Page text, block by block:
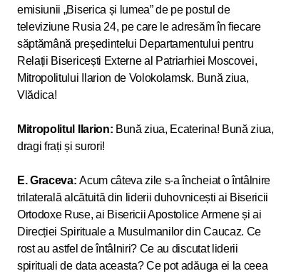
emisiunii „Biserica și lumea” de pe postul de
televiziune Rusia 24, pe care le adresăm în fiecare
săptămână președintelui Departamentului pentru
Relații Bisericești Externe al Patriarhiei Moscovei,
Mitropolitului Ilarion de Volokolamsk. Bună ziua,
Vlădica!
Mitropolitul Ilarion: Bună ziua, Ecaterina! Bună ziua,
dragi frați și surori!
E. Graceva:Acum câteva zile s-a încheiat o întâlnire
trilaterală alcătuită din liderii duhovnicești ai Bisericii
Ortodoxe Ruse, ai Bisericii Apostolice Armene și ai
Direcției Spirituale a Musulmanilor din Caucaz. Ce
rost au astfel de întâlniri? Ce au discutat liderii
spirituali de data aceasta? Ce pot adăuga ei la ceea